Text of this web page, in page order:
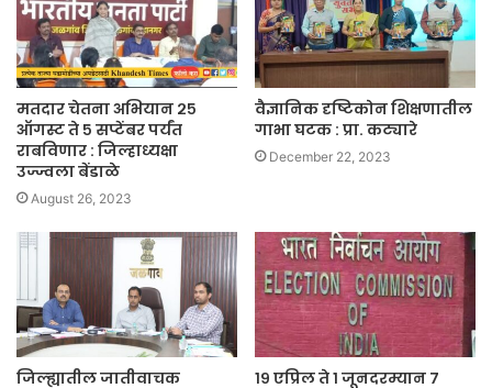
मतदार चेतना अभियान २५
ऑगस्ट ते ५ सप्टेंबर पर्यंत
राबविणार : जिल्हाध्यक्षा
उज्ज्वला बेंडाळे
August 26, 2023
वैज्ञानिक दृष्टिकोन शिक्षणातील
गाभा घटक : प्रा. कट्यारे
December 22, 2023
जिल्ह्यातील जातीवाचक
१९ एप्रिल ते १ जूनदरम्यान ७